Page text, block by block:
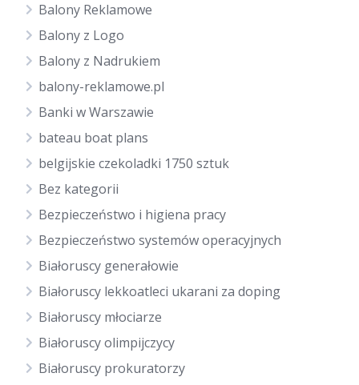
Balony Reklamowe
Balony z Logo
Balony z Nadrukiem
balony-reklamowe.pl
Banki w Warszawie
bateau boat plans
belgijskie czekoladki 1750 sztuk
Bez kategorii
Bezpieczeństwo i higiena pracy
Bezpieczeństwo systemów operacyjnych
Białoruscy generałowie
Białoruscy lekkoatleci ukarani za doping
Białoruscy młociarze
Białoruscy olimpijczycy
Białoruscy prokuratorzy